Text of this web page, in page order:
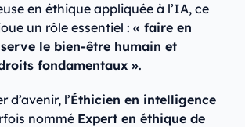
en éthique appliquée à l’IA, ce
un rôle essentiel : « faire en
le bien-être humain et
fondamentaux ».
d’avenir, l’Éthicien en intelligence
nommé Expert en éthique de